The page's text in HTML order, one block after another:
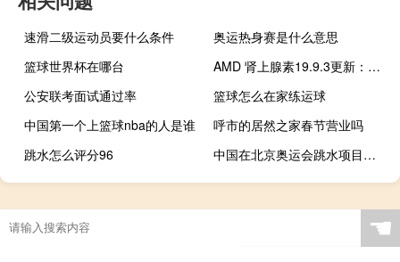
速滑二级运动员要什么条件
奥运热身赛是什么意思
篮球世界杯在哪台
AMD 肾上腺素19.9.3更新：为Vega架构显卡带来图像锐化支持
公安联考面试通过率
篮球怎么在家练运球
中国第一个上篮球nba的人是谁
呼市的居然之家春节营业吗
跳水怎么评分96
中国在北京奥运会跳水项目拿了几枚金牌
☚